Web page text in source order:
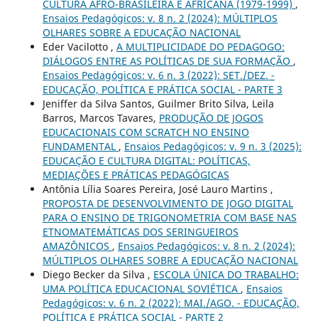
CULTURA AFRO-BRASILEIRA E AFRICANA (1979-1999) ,
Ensaios Pedagógicos: v. 8 n. 2 (2024): MÚLTIPLOS
OLHARES SOBRE A EDUCAÇÃO NACIONAL
Eder Vacilotto , A MULTIPLICIDADE DO PEDAGOGO:
DIÁLOGOS ENTRE AS POLÍTICAS DE SUA FORMAÇÃO ,
Ensaios Pedagógicos: v. 6 n. 3 (2022): SET./DEZ. -
EDUCAÇÃO, POLÍTICA E PRÁTICA SOCIAL - PARTE 3
Jeniffer da Silva Santos, Guilmer Brito Silva, Leila
Barros, Marcos Tavares, PRODUÇÃO DE JOGOS
EDUCACIONAIS COM SCRATCH NO ENSINO
FUNDAMENTAL , Ensaios Pedagógicos: v. 9 n. 3 (2025):
EDUCAÇÃO E CULTURA DIGITAL: POLÍTICAS,
MEDIAÇÕES E PRÁTICAS PEDAGÓGICAS
Antônia Lília Soares Pereira, José Lauro Martins ,
PROPOSTA DE DESENVOLVIMENTO DE JOGO DIGITAL
PARA O ENSINO DE TRIGONOMETRIA COM BASE NAS
ETNOMATEMÁTICAS DOS SERINGUEIROS
AMAZÔNICOS , Ensaios Pedagógicos: v. 8 n. 2 (2024):
MÚLTIPLOS OLHARES SOBRE A EDUCAÇÃO NACIONAL
Diego Becker da Silva , ESCOLA ÚNICA DO TRABALHO:
UMA POLÍTICA EDUCACIONAL SOVIÉTICA , Ensaios
Pedagógicos: v. 6 n. 2 (2022): MAI./AGO. - EDUCAÇÃO,
POLÍTICA E PRÁTICA SOCIAL - PARTE 2